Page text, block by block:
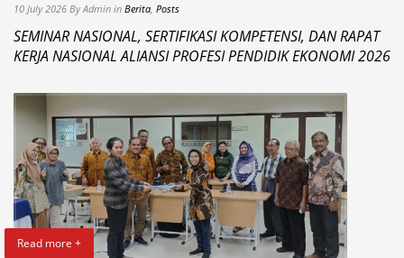
10 July 2026 By Admin in Berita Posts
SEMINAR NASIONAL, SERTIFIKASI KOMPETENSI, DAN RAPAT
KERJA NASIONAL ALIANSI PROFESI PENDIDIK EKONOMI 2026
Read more +